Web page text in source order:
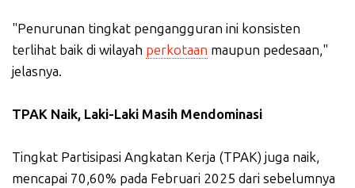
"Penurunan tingkat pengangguran ini konsisten
terlihat baik di wilayah perkotaan maupun pedesaan,"
jelasnya.
TPAK Naik, Laki-Laki Masih Mendominasi
Tingkat Partisipasi Angkatan Kerja (TPAK) juga naik,
mencapai 70,60% pada Februari 2025 dari sebelumnya